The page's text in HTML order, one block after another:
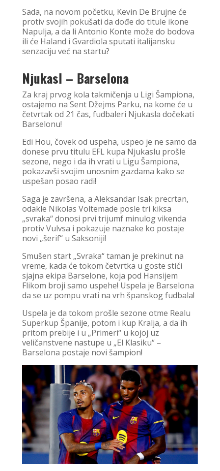
Sada, na novom početku, Kevin De Brujne će
protiv svojih pokušati da dođe do titule ikone
Napulja, a da li Antonio Konte može do bodova
ili će Haland i Gvardiola sputati italijansku
senzaciju već na startu?
Njukasl – Barselona
Za kraj prvog kola takmičenja u Ligi Šampiona,
ostajemo na Sent Džejms Parku, na kome će u
četvrtak od 21 čas, fudbaleri Njukasla dočekati
Barselonu!
Edi Hou, čovek od uspeha, uspeo je ne samo da
donese prvu titulu EFL kupa Njukaslu prošle
sezone, nego i da ih vrati u Ligu Šampiona,
pokazavši svojim unosnim gazdama kako se
uspešan posao radi!
Saga je završena, a Aleksandar Isak precrtan,
odakle Nikolas Voltemade posle tri kiksa
„svraka“ donosi prvi trijumf minulog vikenda
protiv Vulvsa i pokazuje naznake ko postaje
novi „šerif“ u Saksoniji!
Smušen start „Svraka“ taman je prekinut na
vreme, kada će tokom četvrtka u goste stići
sjajna ekipa Barselone, koja pod Hansijem
Flikom broji samo uspehe! Uspela je Barselona
da se uz pompu vrati na vrh španskog fudbala!
Uspela je da tokom prošle sezone otme Realu
Superkup Španije, potom i kup Kralja, a da ih
pritom prebije i u „Primeri“ u kojoj uz
veličanstvene nastupe u „El Klasiku“ –
Barselona postaje novi šampion!